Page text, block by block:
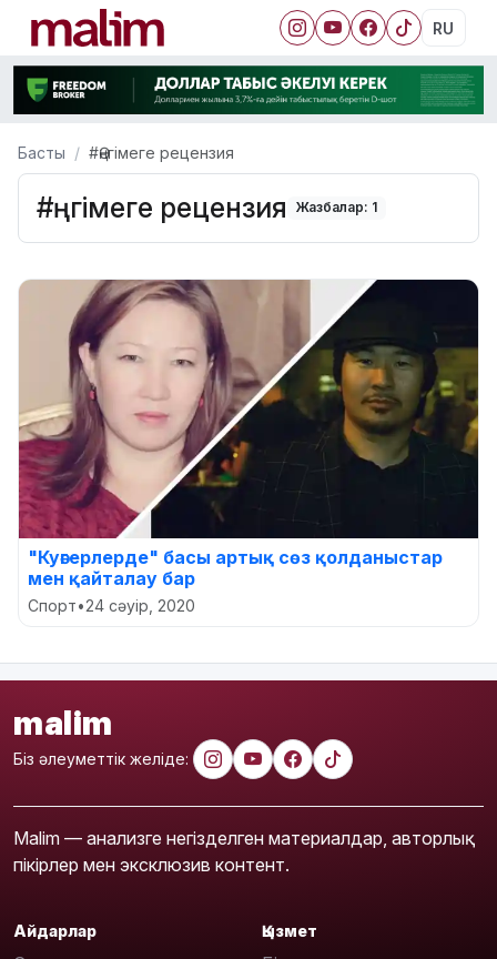
RU
Басты #Әңгімеге рецензия
#Әңгімеге рецензия Жазбалар: 1
"Куәгерлерде" басы артық сөз қолданыстар
мен қайталау бар
Спорт•24 сәуір, 2020
malim
Біз әлеуметтік желіде:
Malim — анализге негізделген материалдар, авторлық
пікірлер мен эксклюзив контент.
Айдарлар Қызмет